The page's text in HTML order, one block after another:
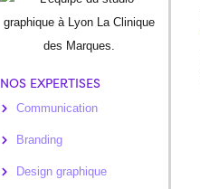
NOS EXPERTISES
Communication
Branding
Design graphique